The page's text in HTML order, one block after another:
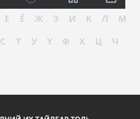
Е Ё Ж З И К Л
М
С Т У Ү Ф Х Ц
Ч